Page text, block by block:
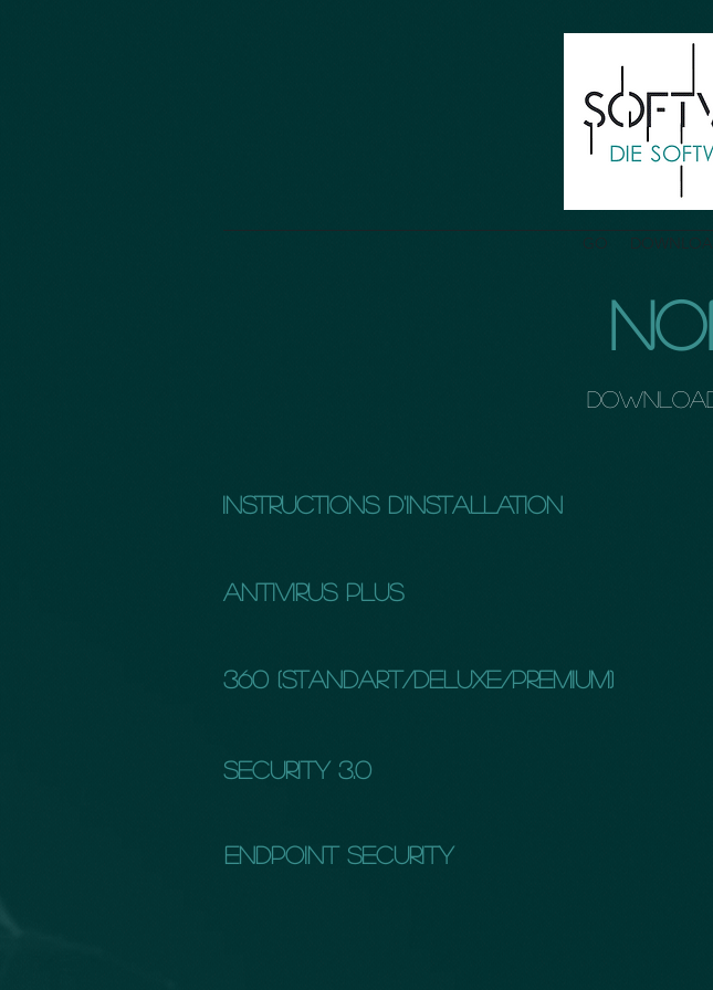
GO
instructions d'installation
Antivirus plus
360 (standart/Deluxe/premium)
Security 3.0
endpoint security